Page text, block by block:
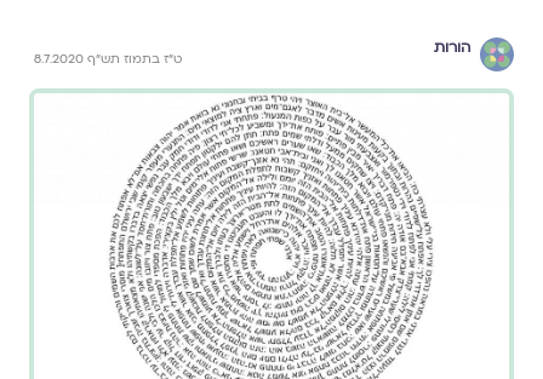
הורות
ט"ז בתמוז תש"ף 8.7.2020